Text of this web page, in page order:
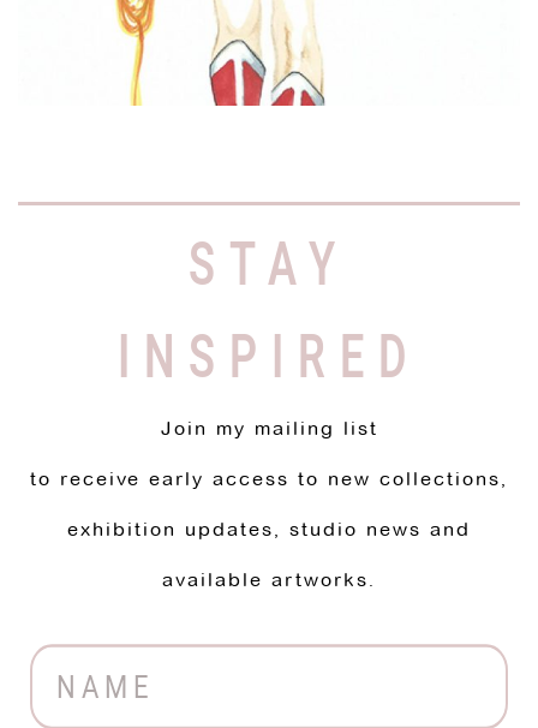
STAY
INSPIRED
Join my mailing list
to receive early access to new collections,
exhibition updates, studio news and
available artworks.